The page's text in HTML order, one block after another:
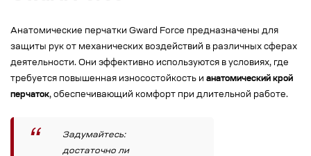
Анатомические перчатки Gward Force предназначены для
защиты рук от механических воздействий в различных сферах
деятельности. Они эффективно используются в условиях, где
требуется повышенная износостойкость и анатомический крой
перчаток, обеспечивающий комфорт при длительной работе.
Задумайтесь:
достаточно ли